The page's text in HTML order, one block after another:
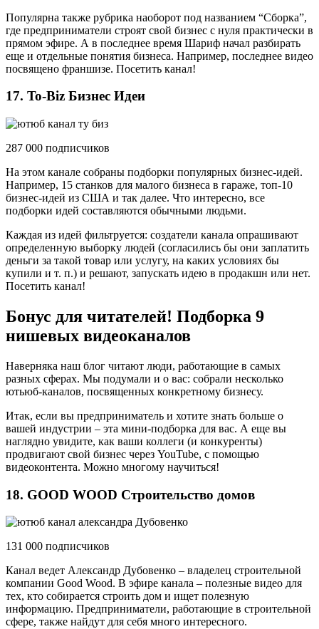
Популярна также рубрика наоборот под названием “Сборка”,
где предприниматели строят свой бизнес с нуля практически в
прямом эфире. А в последнее время Шариф начал разбирать
еще и отдельные понятия бизнеса. Например, последнее видео
посвящено франшизе. Посетить канал!
17. To-Biz Бизнес Идеи
287 000 подписчиков
На этом канале собраны подборки популярных бизнес-идей.
Например, 15 станков для малого бизнеса в гараже, топ-10
бизнес-идей из США и так далее. Что интересно, все
подборки идей составляются обычными людьми.
Каждая из идей фильтруется: создатели канала опрашивают
определенную выборку людей (согласились бы они заплатить
деньги за такой товар или услугу, на каких условиях бы
купили и т. п.) и решают, запускать идею в продакшн или нет.
Посетить канал!
Бонус для читателей! Подборка 9
нишевых видеоканалов
Наверняка наш блог читают люди, работающие в самых
разных сферах. Мы подумали и о вас: собрали несколько
ютьюб-каналов, посвященных конкретному бизнесу.
Итак, если вы предприниматель и хотите знать больше о
вашей индустрии – эта мини-подборка для вас. А еще вы
наглядно увидите, как ваши коллеги (и конкуренты)
продвигают свой бизнес через YouTube, с помощью
видеоконтента. Можно многому научиться!
18. GOOD WOOD Строительство домов
131 000 подписчиков
Канал ведет Александр Дубовенко – владелец строительной
компании Good Wood. В эфире канала – полезные видео для
тех, кто собирается строить дом и ищет полезную
информацию. Предприниматели, работающие в строительной
сфере, также найдут для себя много интересного.